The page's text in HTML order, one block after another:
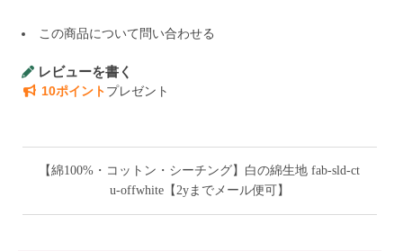
この商品について問い合わせる
レビューを書く
10ポイントプレゼント
【綿100%・コットン・シーチング】白の綿生地 fab-sld-ct
u-offwhite【2yまでメール便可】